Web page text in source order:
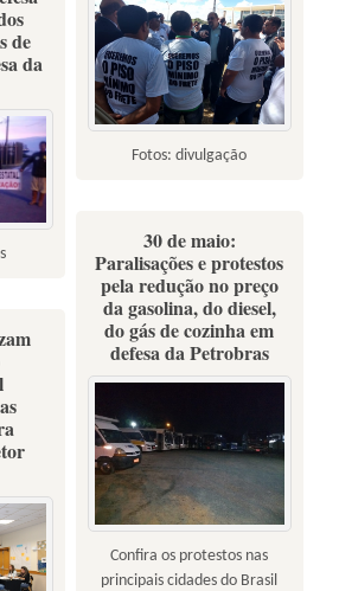
Fotos: divulgação
de
da
30 de maio:
Paralisações e protestos
pela redução no preço
da gasolina, do diesel,
do gás de cozinha em
defesa da Petrobras
Confira os protestos nas
principais cidades do Brasil